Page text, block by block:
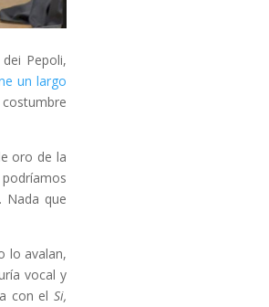
Pepoli,
un largo
oro de la
Nada que
lo avalan,
vocal y
con el Si,